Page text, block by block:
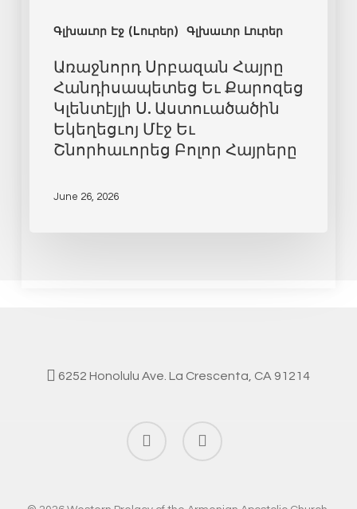
Գլխաւոր Էջ (Lուրեր) Գլխաւոր Լուրեր
Առաջնորդ Սրբազան Հայրը
Հանդիսապետեց Եւ Քարոզեց
Կլենտէյլի Ս. Աստուածածին
Եկեղեցւոյ Մէջ Եւ
Շնորհաւորեց Բոլոր Հայրերը
June 26, 2026
6252 Honolulu Ave. La Crescenta, CA 91214
facebook instagram